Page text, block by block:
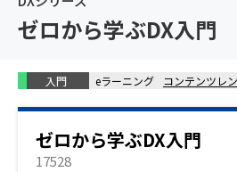
ゼロから学ぶDX入門
入門 eラーニング コンテンツレ
ゼロから学ぶDX入門
17528